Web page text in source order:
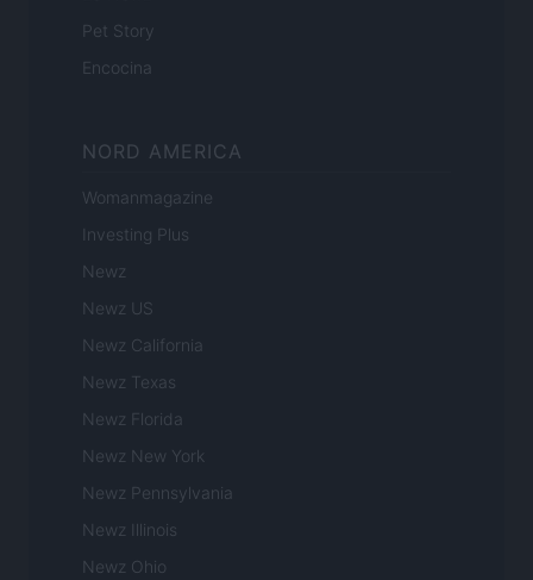
Pet Story
Encocina
NORD AMERICA
Womanmagazine
Investing Plus
Newz
Newz US
Newz California
Newz Texas
Newz Florida
Newz New York
Newz Pennsylvania
Newz Illinois
Newz Ohio